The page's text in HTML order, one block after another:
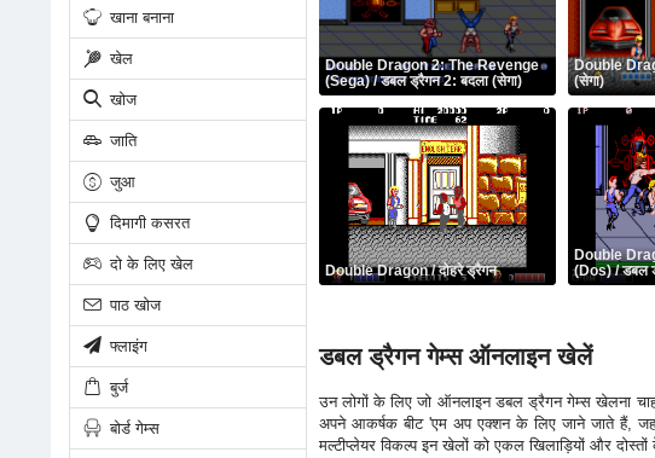
खाना बनाना
खेल
खोज
जाति
जुआ
दिमागी कसरत
दो के लिए खेल
पाठ खोज
फ्लाइंग
बुर्ज
बोर्ड गेम्स
Double Dragon 2: The Revenge
(Sega) / डबल ड्रैगन 2: बदला (सेगा)
Double
(सेगा)
Double Dragon / दोहरे ड्रैगन
Double
(Dos) / डबल
डबल ड्रैगन गेम्स ऑनलाइन खेलें
उन लोगों के लिए जो ऑनलाइन डबल ड्रैगन गेम्स खेलना
अपने आकर्षक बीट 'एम अप एक्शन के लिए जाने जाते हैं,
मल्टीप्लेयर विकल्प इन खेलों को एकल खिलाड़ियों और